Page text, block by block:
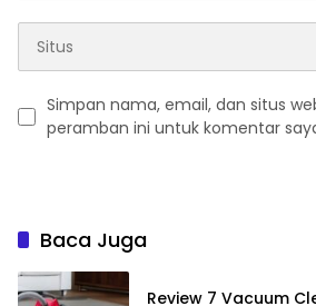
Simpan nama, email, dan situs
peramban ini untuk komentar
Baca Juga
Review 7 Vacuum